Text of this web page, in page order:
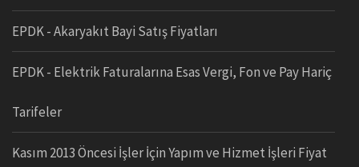
EPDK - Akaryakıt Bayi Satış Fiyatları
EPDK - Elektrik Faturalarına Esas Vergi, Fon ve Pay Hariç
Tarifeler
Kasım 2013 Öncesi İşler İçin Yapım ve Hizmet İşleri Fiyat